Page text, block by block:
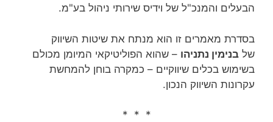
הבעלים והמנכ"ל של ‏וידיס שירותי ניהול בע"מ‏.
בסדרת מאמרים זו הוא מנתח את שיטות השיווק
של בנימין נתניהו – שהוא הפוליטיקאי המיומן מכולם
בשימוש בכלים שיווקיים – כמקרה בוחן להמחשת
עקרונות השיווק הנכון.
* * *